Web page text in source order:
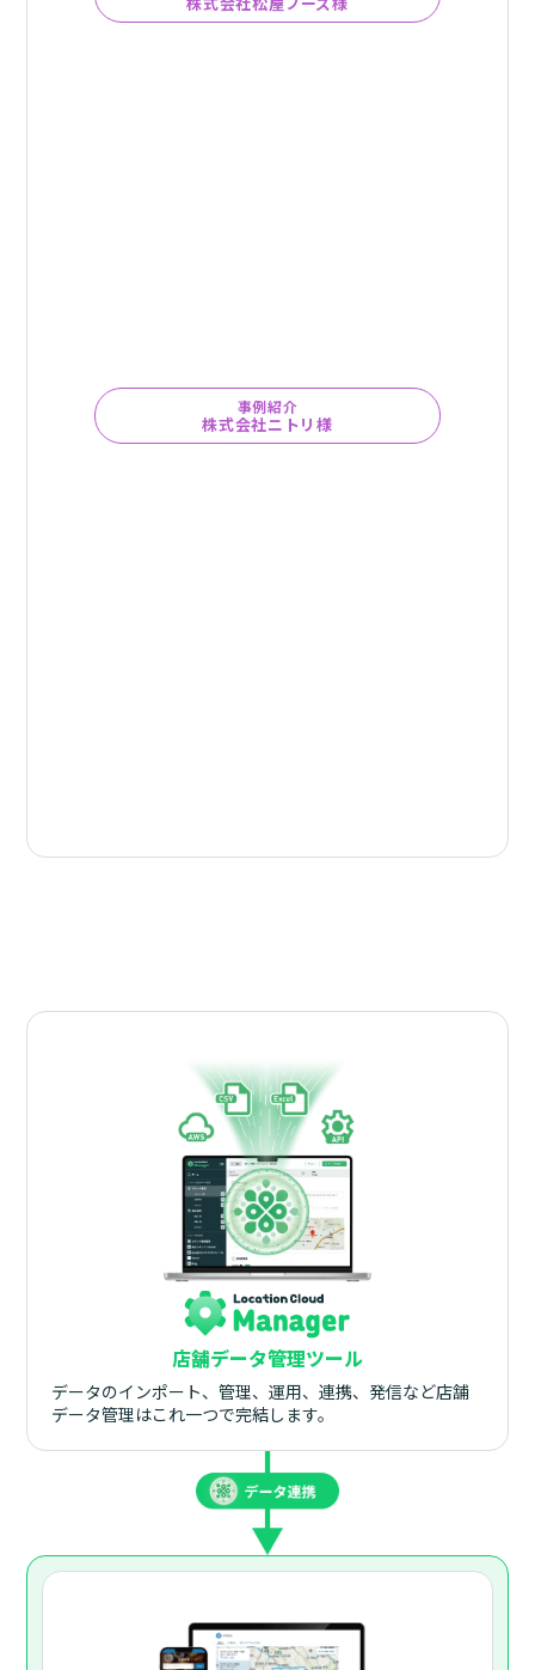
事例紹介
株式会社ニトリ様
店舗データ管理ツール
データのインポート、管理、運用、連携、発信など店舗
データ管理はこれ一つで完結します。